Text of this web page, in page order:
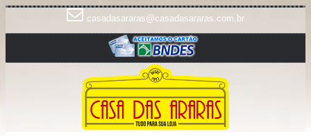
casadasararas@casadasararas.com.br